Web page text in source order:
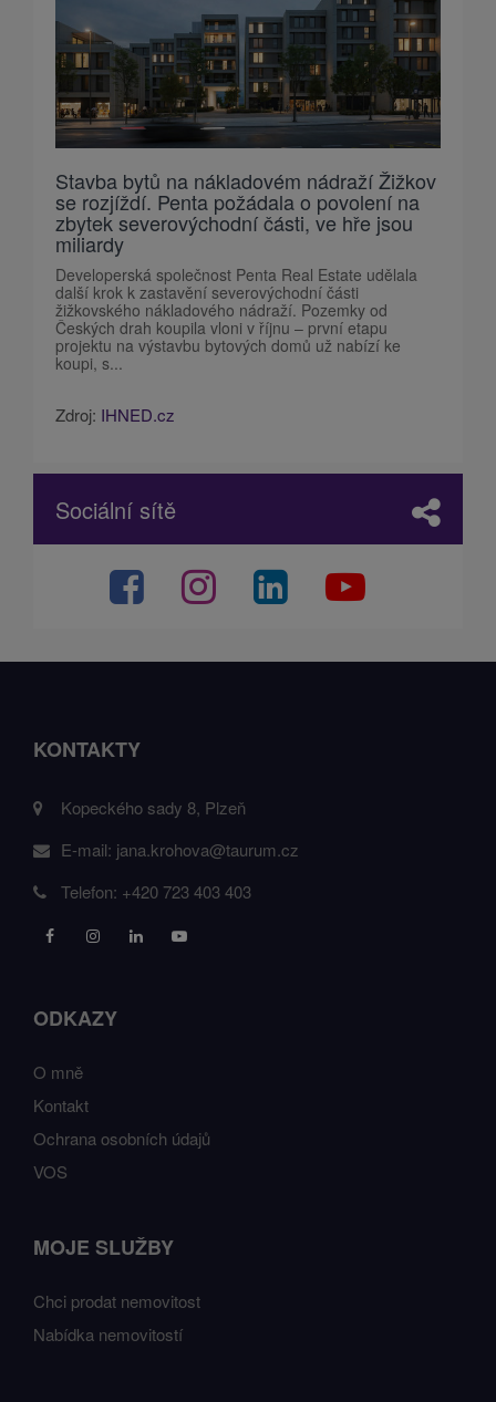
Stavba bytů na nákladovém nádraží Žižkov
se rozjíždí. Penta požádala o povolení na
zbytek severovýchodní části, ve hře jsou
miliardy
Developerská společnost Penta Real Estate udělala
další krok k zastavění severovýchodní části
žižkovského nákladového nádraží. Pozemky od
Českých drah koupila vloni v říjnu – první etapu
projektu na výstavbu bytových domů už nabízí ke
koupi, s...
Zdroj: IHNED.cz
Sociální sítě
KONTAKTY
Kopeckého sady 8, Plzeň
E-mail: jana.krohova@taurum.cz
Telefon: +420 723 403 403
ODKAZY
O mně
Kontakt
Ochrana osobních údajů
VOS
MOJE SLUŽBY
Chci prodat nemovitost
Nabídka nemovitostí